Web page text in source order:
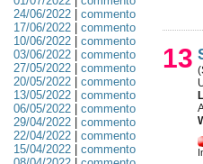
24/06/2022| commento
17/06/2022| commento
10/06/2022| commento
03/06/2022| commento
27/05/2022| commento
20/05/2022| commento
13/05/2022| commento
06/05/2022| commento
29/04/2022| commento
22/04/2022| commento
15/04/2022| commento
13